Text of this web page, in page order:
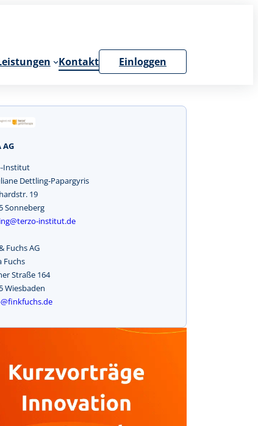
Kontakt Einloggen
AG
Institut
Dettling-Papargyris
19
Sonneberg
institut.de
Fuchs AG
Fuchs
Straße 164
Wiesbaden